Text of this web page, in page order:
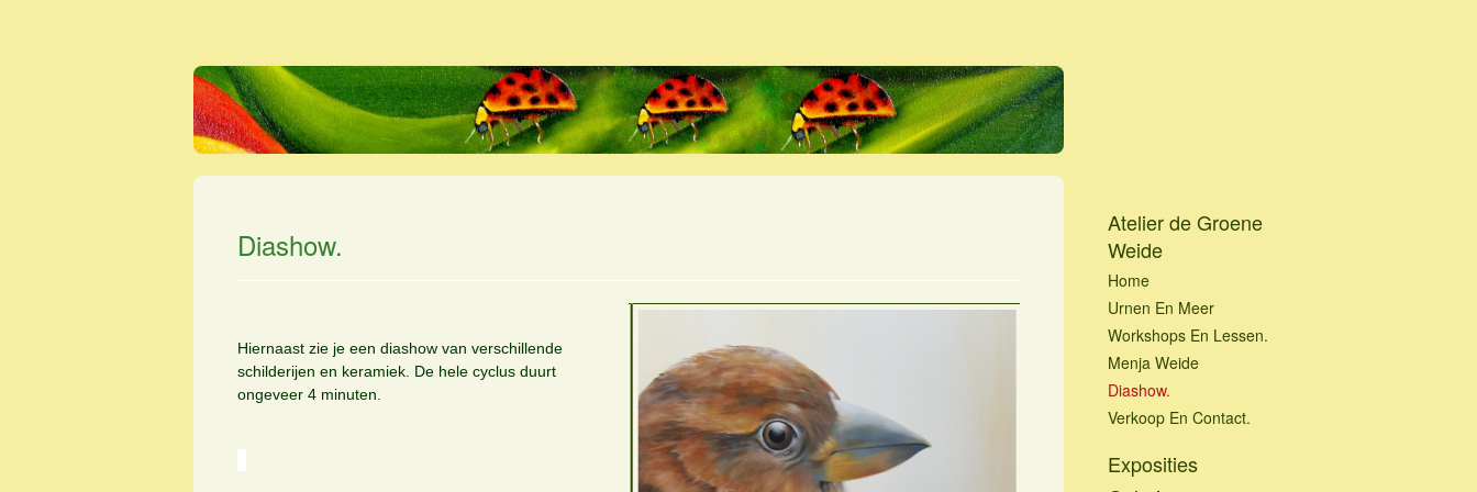
Diashow.
Hiernaast zie je een diashow van verschillende
schilderijen en keramiek. De hele cyclus duurt
ongeveer 4 minuten.
Atelier de Groene
Weide
Home
Urnen En Meer
Workshops En Lessen.
Menja Weide
Diashow.
Verkoop En Contact.
Exposities